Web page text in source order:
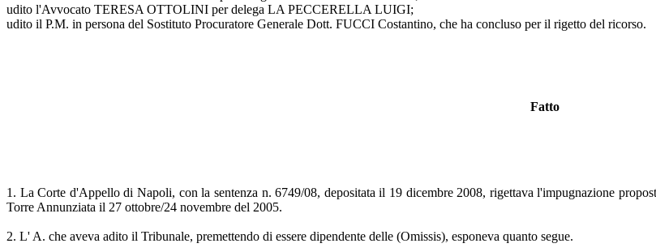
udito l'Avvocato TERESA OTTOLINI per delega LA PECCERELLA LUIGI;
udito il P.M. in persona del Sostituto Procuratore Generale Dott. FUCCI Costantino, che ha concluso per il rigetto del ricorso.
Fatto
1. La Corte d'Appello di Napoli, con la sentenza n. 6749/08, depositata il 19 dicembre 2008, rigettava l'impugnazione
Torre Annunziata il 27 ottobre/24 novembre del 2005.
2. L' A. che aveva adito il Tribunale, premettendo di essere dipendente delle (Omissis), esponeva quanto segue.